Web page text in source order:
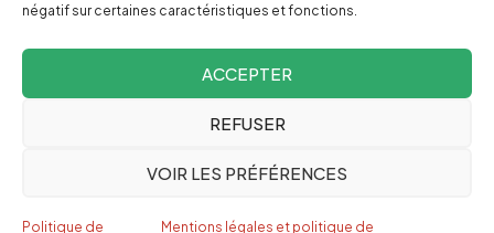
négatif sur certaines caractéristiques et fonctions.
ACCEPTER
REFUSER
VOIR LES PRÉFÉRENCES
Politique de Mentions légales et politique de
pour le changer
Espagnol